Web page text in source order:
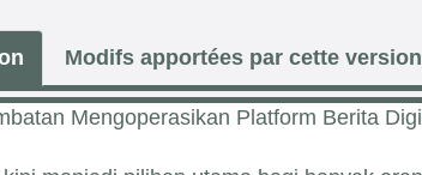
Modifs apportées par cette version